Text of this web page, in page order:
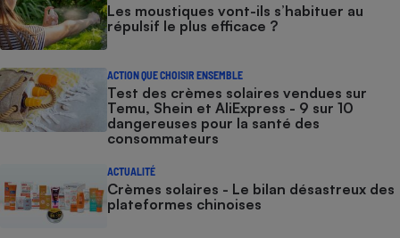
Les moustiques vont-ils s’habituer au
répulsif le plus efficace ?
ACTION QUE CHOISIR ENSEMBLE
Test des crèmes solaires vendues sur
Temu, Shein et AliExpress - 9 sur 10
dangereuses pour la santé des
consommateurs
ACTUALITÉ
Crèmes solaires - Le bilan désastreux des
plateformes chinoises